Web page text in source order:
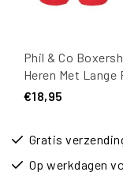
Phil & Co
Heren Met Lange
Boxer Briefs 3-
€18,95
Gratis
Op werkdagen